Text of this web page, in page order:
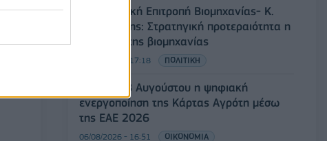
Κυβερνητική Επιτροπή Βιομηχανίας- Κ.
Μητσοτάκης: Στρατηγική προτεραιότητα η
ενίσχυση της βιομηχανίας
06/08/2026 - 17:18 ΠΟΛΙΤΙΚΗ
Από τις 28 Αυγούστου η ψηφιακή
ενεργοποίηση της Κάρτας Αγρότη μέσω
της ΕΑΕ 2026
06/08/2026 - 16:51 ΟΙΚΟΝΟΜΙΑ